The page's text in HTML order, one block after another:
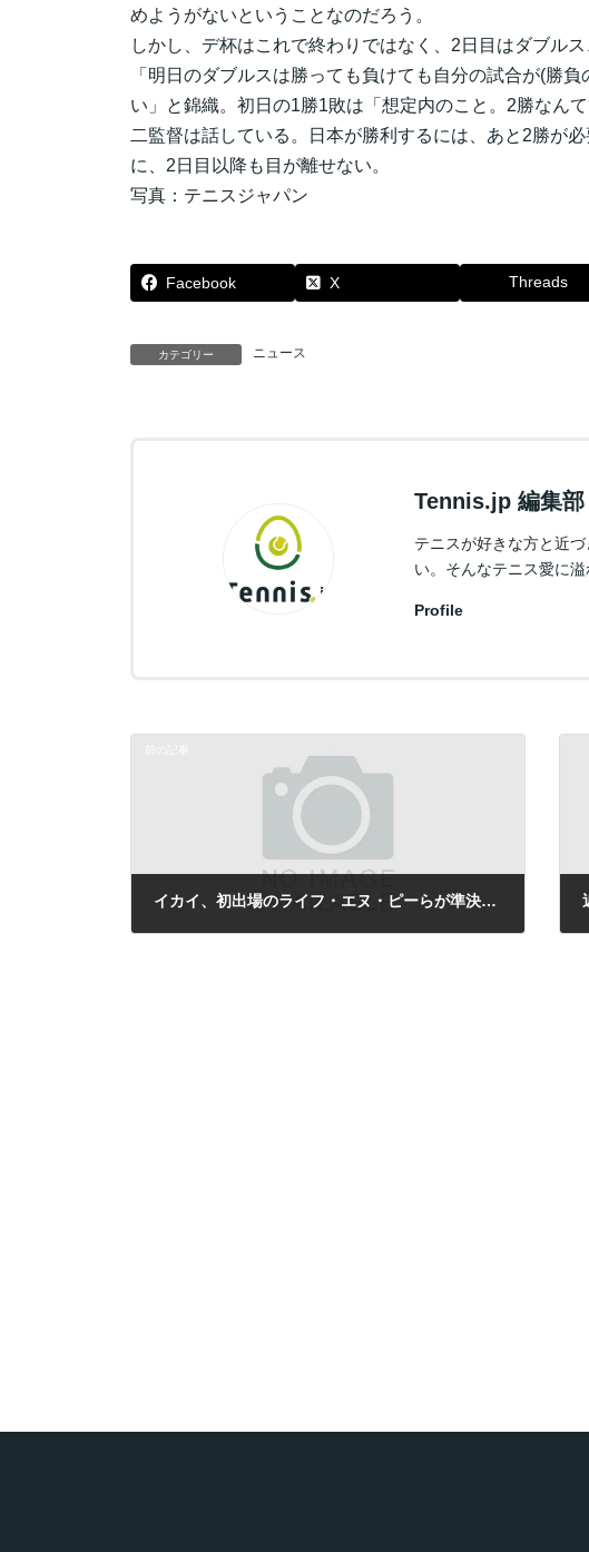
めようがないということなのだろう。
しかし、デ杯はこれで終わりではなく、2日目はダブル
「明日のダブルスは勝っても負けても自分の試合が(勝
い」と錦織。初日の1勝1敗は「想定内のこと。2勝なん
二監督は話している。日本が勝利するには、あと2勝が
に、2日目以降も目が離せない。
写真：テニスジャパン
Facebook X Threads
カテゴリー ニュース
Tennis.jp 編集部
テニスが好きな方と近
い。そんなテニス愛に
Profile
イカイ、初出場のライフ・エヌ・ピーらが準決勝進出／日本リーグ男子 決勝トーナメント